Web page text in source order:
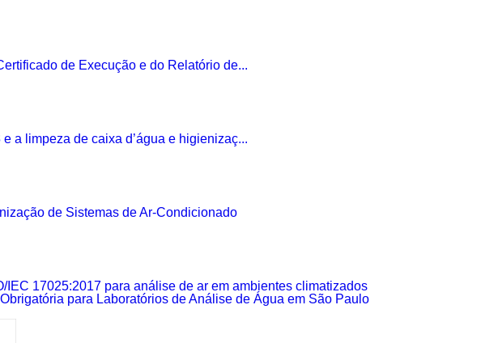
de Execução e do Relatório de...
a limpeza de caixa d’água e higienizaç...
de Sistemas de Ar-Condicionado
IEC 17025:2017 para análise de ar em ambientes climatizados
para Laboratórios de Análise de Água em São Paulo